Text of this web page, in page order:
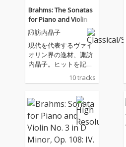
Brahms: The Sonatas
for Piano and Violin
諏訪内晶子
現代を代表するヴァイ
オリン界の逸材、諏訪
内晶子。ヒットを記録
した『J.S.バッハ：無伴
奏ヴァイオリン・ソナ
曲)』 から2 年半ぶりと
なるニュー・アルバ
ム。
10 tracks